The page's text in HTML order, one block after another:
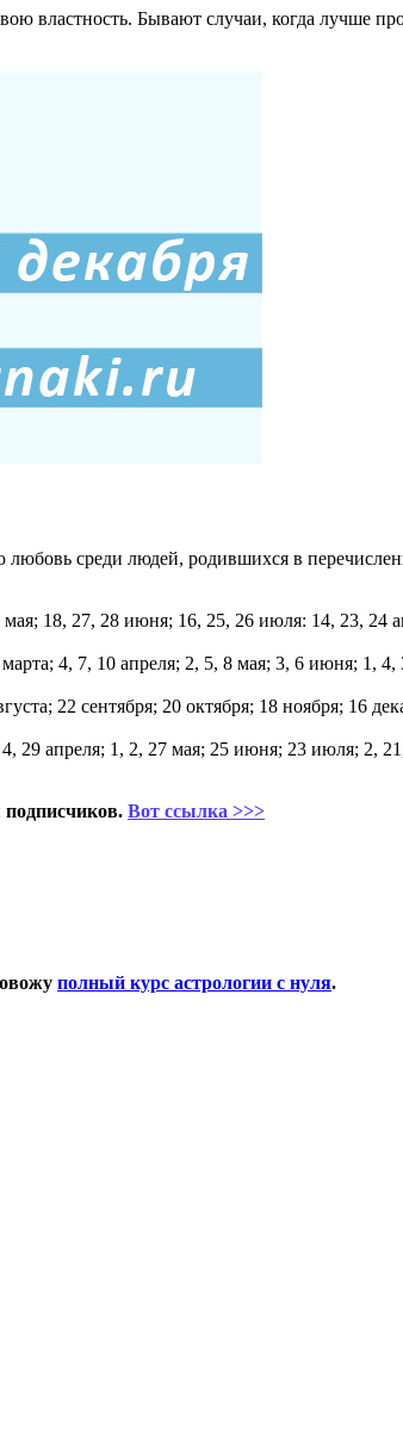
властность. Бывают случаи, когда лучше
среди людей, родившихся в
18, 27, 28 июня; 16, 25, 26 июля: 14, 23, 24
4, 7, 10 апреля; 2, 5, 8 мая; 3, 6 июня; 1,
22 сентября; 20 октября; 18 ноября; 16
29 апреля; 1, 2, 27 мая; 25 июня; 23 июля; 2,
Вот ссылка >>>
полный курс астрологии с нуля.